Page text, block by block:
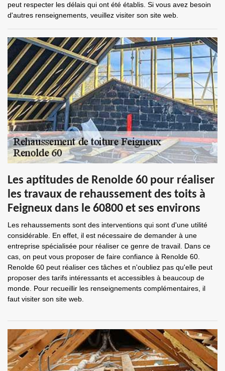
peut respecter les délais qui ont été établis. Si vous avez besoin
d'autres renseignements, veuillez visiter son site web.
Les aptitudes de Renolde 60 pour réaliser
les travaux de rehaussement des toits à
Feigneux dans le 60800 et ses environs
Les rehaussements sont des interventions qui sont d'une utilité
considérable. En effet, il est nécessaire de demander à une
entreprise spécialisée pour réaliser ce genre de travail. Dans ce
cas, on peut vous proposer de faire confiance à Renolde 60.
Renolde 60 peut réaliser ces tâches et n'oubliez pas qu'elle peut
proposer des tarifs intéressants et accessibles à beaucoup de
monde. Pour recueillir les renseignements complémentaires, il
faut visiter son site web.